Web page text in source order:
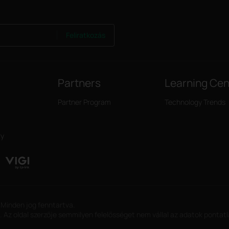
Partners
Partner Program
Learning
Technology Trends